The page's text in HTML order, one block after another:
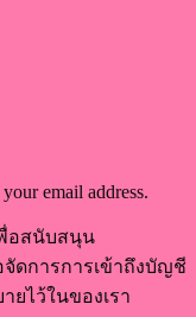
email address.
อสนับสนุน
ดการการเข้าถึงบัญชี
ไว้ในของเรา